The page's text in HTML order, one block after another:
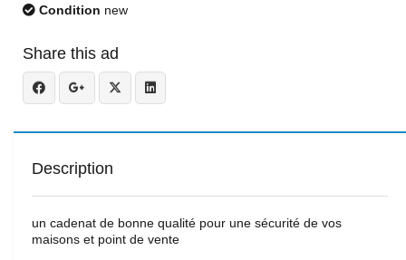
Condition new
Share this ad
Description
un cadenat de bonne qualité pour une sécurité de vos
maisons et point de vente